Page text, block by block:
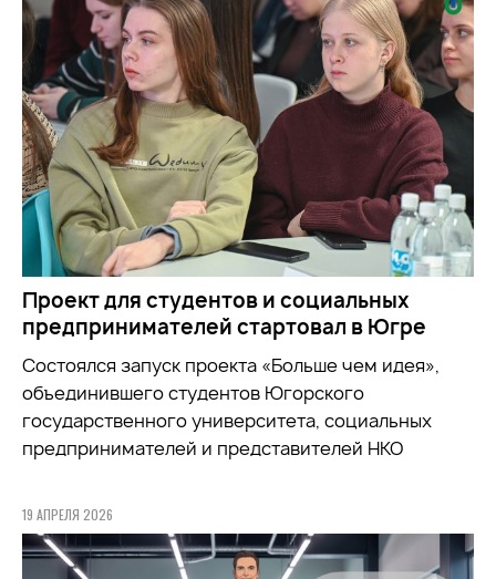
Проект для студентов и социальных
предпринимателей стартовал в Югре
Состоялся запуск проекта «Больше чем идея»,
объединившего студентов Югорского
государственного университета, социальных
предпринимателей и представителей НКО
19 АПРЕЛЯ 2026